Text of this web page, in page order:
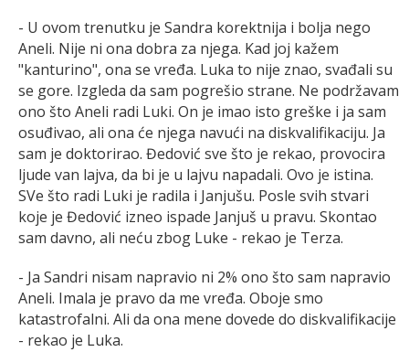
- U ovom trenutku je Sandra korektnija i bolja nego
Aneli. Nije ni ona dobra za njega. Kad joj kažem
"kanturino", ona se vređa. Luka to nije znao, svađali su
se gore. Izgleda da sam pogrešio strane. Ne podržavam
ono što Aneli radi Luki. On je imao isto greške i ja sam
osuđivao, ali ona će njega navući na diskvalifikaciju. Ja
sam je doktorirao. Đedović sve što je rekao, provocira
ljude van lajva, da bi je u lajvu napadali. Ovo je istina.
SVe što radi Luki je radila i Janjušu. Posle svih stvari
koje je Đedović izneo ispade Janjuš u pravu. Skontao
sam davno, ali neću zbog Luke - rekao je Terza.
- Ja Sandri nisam napravio ni 2% ono što sam napravio
Aneli. Imala je pravo da me vređa. Oboje smo
katastrofalni. Ali da ona mene dovede do diskvalifikacije
- rekao je Luka.